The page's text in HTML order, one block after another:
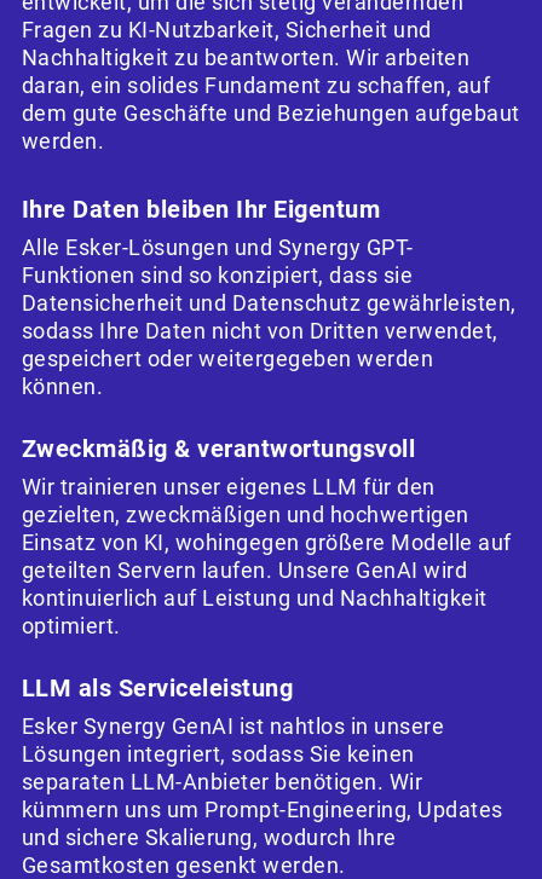
Fragen zu KI-Nutzbarkeit, Sicherheit und
Nachhaltigkeit zu beantworten. Wir arbeiten
daran, ein solides Fundament zu schaffen, auf
dem gute Geschäfte und Beziehungen aufgebaut
werden.
Ihre Daten bleiben Ihr Eigentum
Alle Esker-Lösungen und Synergy GPT-
Funktionen sind so konzipiert, dass sie
Datensicherheit und Datenschutz gewährleisten,
sodass Ihre Daten nicht von Dritten verwendet,
gespeichert oder weitergegeben werden
können.
Zweckmäßig & verantwortungsvoll
Wir trainieren unser eigenes LLM für den
gezielten, zweckmäßigen und hochwertigen
Einsatz von KI, wohingegen größere Modelle auf
geteilten Servern laufen. Unsere GenAI wird
kontinuierlich auf Leistung und Nachhaltigkeit
optimiert.
LLM als Serviceleistung
Esker Synergy GenAI ist nahtlos in unsere
Lösungen integriert, sodass Sie keinen
separaten LLM-Anbieter benötigen. Wir
kümmern uns um Prompt-Engineering, Updates
und sichere Skalierung, wodurch Ihre
Gesamtkosten gesenkt werden.